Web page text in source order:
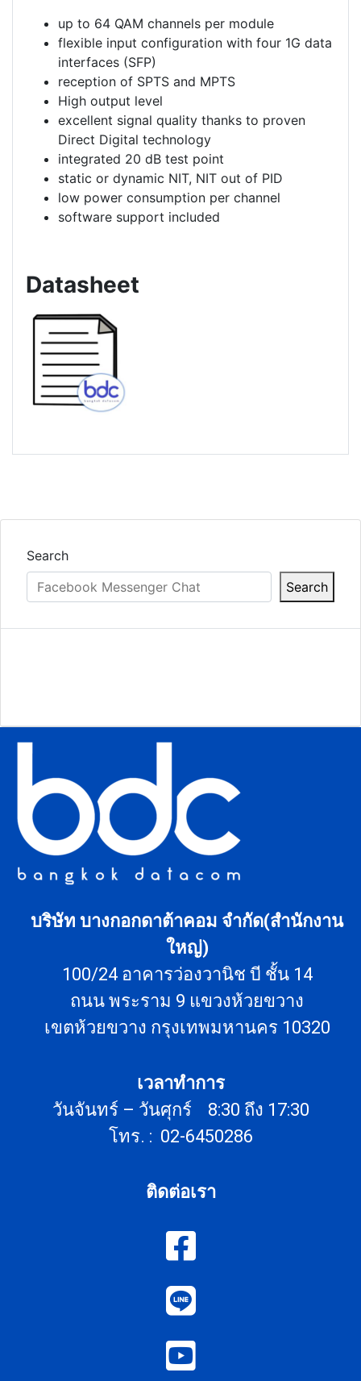
up to 64 QAM channels per module
flexible input configuration with four 1G data
interfaces (SFP)
reception of SPTS and MPTS
High output level
excellent signal quality thanks to proven
Direct Digital technology
integrated 20 dB test point
static or dynamic NIT, NIT out of PID
low power consumption per channel
software support included
Datasheet
Search
Search
บริษัท บางกอกดาต้าคอม จำกัด(สำนักงาน
ใหญ่)
100/24 อาคารว่องวานิช บี ชั้น 14
ถนน พระราม 9 แขวงห้วยขวาง
เขตห้วยขวาง กรุงเทพมหานคร 10320
เวลาทำการ
วันจันทร์ – วันศุกร์ 8:30 ถึง 17:30
โทร. : 02-6450286
ติดต่อเรา